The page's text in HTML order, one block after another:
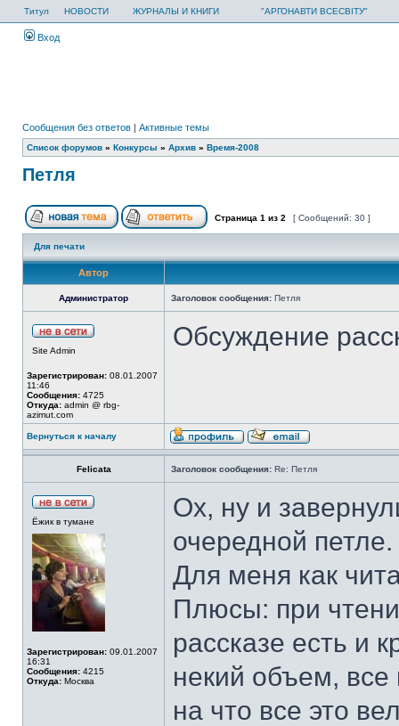
Титул НОВОСТИ ЖУРНАЛЫ И КНИГИ "АРГОНАВТИ ВСЕСВІТУ"
Вход
Сообщения без ответов | Активные темы
Список форумов » Конкурсы » Архив » Время-2008
Петля
Страница 1 из 2 [ Сообщений: 30 ]
Для печати
Автор
Администратор Заголовок сообщения: Петля
Site Admin
Зарегистрирован: 08.01.2007
11:46
Сообщения: 4725
Откуда: admin @ rbg-
azimut.com
Обсуждение
Вернуться к началу
Felicata Заголовок сообщения: Re: Петля
Ёжик в тумане
Зарегистрирован: 09.01.2007
16:31
Сообщения: 4215
Откуда: Москва
Ох, ну и
очередной
Для меня как
Плюсы: при
рассказе есть и
некий объем, все
на что все это